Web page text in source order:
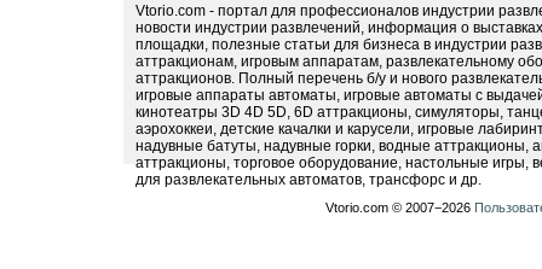
Vtorio.com - портал для профессионалов индустрии
новости индустрии развлечений, информация о
площадки, полезные статьи для бизнеса в индустрии
аттракционам, игровым аппаратам, развлекательному
аттракционов. Полный перечень б/у и нового
игровые аппараты автоматы, игровые автоматы с
кинотеатры 3D 4D 5D, 6D аттракционы, симуляторы,
аэрохоккеи, детские качалки и карусели, игровые
надувные батуты, надувные горки, водные
аттракционы, торговое оборудование, настольные игры,
для развлекательных автоматов, трансфорс и др.
Vtorio.com © 2007−2026